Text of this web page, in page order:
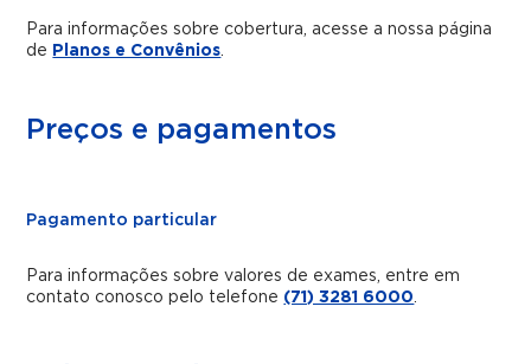
Para informações sobre cobertura, acesse a nossa página
de Planos e Convênios.
Preços e pagamentos
Pagamento particular
Para informações sobre valores de exames, entre em
contato conosco pelo telefone (71) 3281 6000.